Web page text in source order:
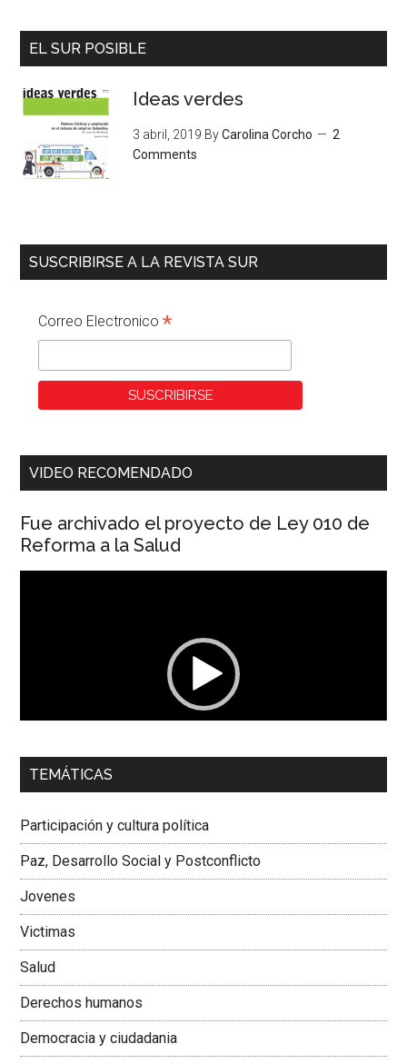
EL SUR POSIBLE
Ideas verdes
3 abril, 2019 ByCarolina Corcho
2
Comments
SUSCRIBIRSE A LA REVISTA SUR
Correo Electronico*
VIDEO RECOMENDADO
Fue archivado el proyecto de Ley 010 de
Reforma a la Salud
00:00 01:04
Dra. Carolina Corcho Mejía,Presidenta Corporación
Colombiana
TEMÁTICAS
Participación y cultura política
Paz, Desarrollo Social y Postconflicto
Jovenes
Victimas
Salud
Derechos humanos
Democracia y ciudadania